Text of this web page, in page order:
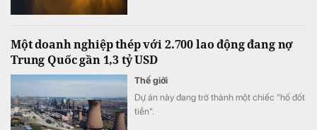
Một doanh nghiệp thép với 2.700 lao động đang nợ
Trung Quốc gần 1,3 tỷ USD
Thế giới
Dự án này đang trở thành một chiếc "hố đốt
tiền".